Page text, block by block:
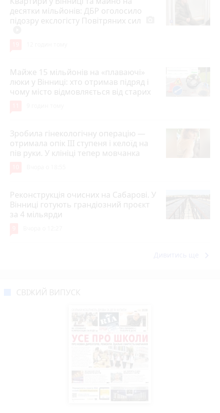
десятки мільйонів: ДБР оголосило
підозру екслогісту Повітряних сил
Майже 15 мільйонів на «плаваючі»
люки у Вінниці: хто отримав підряд і
чому місто відмовляється від старих
Зробила гінекологічну операцію —
отримала опік ІІІ ступеня і келоїд на
пів руки. У клініці тепер мовчанка
Реконструкція очисних на Сабарові. У
Вінниці готують грандіозний проєкт
за 4 мільярди